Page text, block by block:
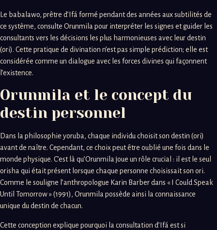
Le babalawo, prêtre d’Ifá formé pendant des années aux subtilités de
ce système, consulte Orunmila pour interpréter les signes et guider les
consultants vers les décisions les plus harmonieuses avec leur destin
(ori). Cette pratique de divination n’est pas simple prédiction; elle est
considérée comme un dialogue avec les forces divines qui façonnent
l’existence.
Orunmila et le concept du
destin personnel
Dans la philosophie yoruba, chaque individu choisit son destin (ori)
avant de naître. Cependant, ce choix peut être oublié une fois dans le
monde physique. C’est là qu’Orunmila joue un rôle crucial : il est le seul
orisha qui était présent lorsque chaque personne choisissait son ori.
Comme le souligne l’anthropologue Karin Barber dans « I Could Speak
Until Tomorrow » (1991), Orunmila possède ainsi la connaissance
unique du destin de chacun.
Cette conception explique pourquoi la consultation d’Ifá est si